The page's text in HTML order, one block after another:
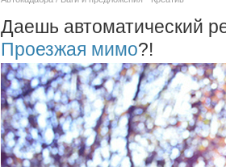
Даешь автоматический
Проезжая мимо?!